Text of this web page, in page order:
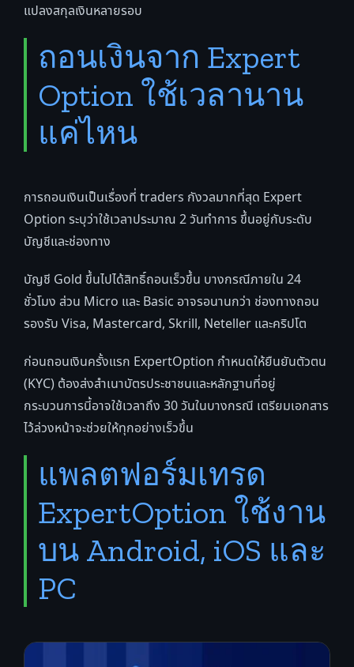
แปลงสกุลเงินหลายรอบ
ถอนเงินจาก Expert
Option ใช้เวลานาน
แค่ไหน
การถอนเงินเป็นเรื่องที่ traders กังวลมากที่สุด Expert
Option ระบุว่าใช้เวลาประมาณ 2 วันทำการ ขึ้นอยู่กับระดับ
บัญชีและช่องทาง
บัญชี Gold ขึ้นไปได้สิทธิ์ถอนเร็วขึ้น บางกรณีภายใน 24
ชั่วโมง ส่วน Micro และ Basic อาจรอนานกว่า ช่องทางถอน
รองรับ Visa, Mastercard, Skrill, Neteller และคริปโต
ก่อนถอนเงินครั้งแรก ExpertOption กำหนดให้ยืนยันตัวตน
(KYC) ต้องส่งสำเนาบัตรประชาชนและหลักฐานที่อยู่
กระบวนการนี้อาจใช้เวลาถึง 30 วันในบางกรณี เตรียมเอกสาร
ไว้ล่วงหน้าจะช่วยให้ทุกอย่างเร็วขึ้น
แพลตฟอร์มเทรด
ExpertOption ใช้งาน
บน Android, iOS และ
PC